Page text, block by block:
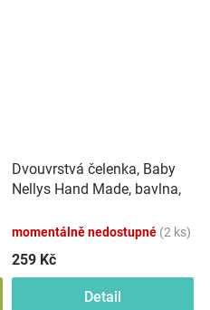
Dvouvrstvá čelenka, Baby
Nellys Hand Made, bavlna,
růžová, 80/98
momentálně nedostupné (2 ks)
259 Kč
Detail